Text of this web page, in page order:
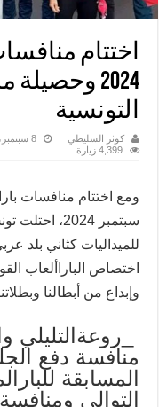
اختتام
2024
التونسية
كوثر السليطي 8 سبتمبر، 2024
4,399 زيارة
للميداليات كثاني بلد
وإبداع من أبطالنا
المسابقة